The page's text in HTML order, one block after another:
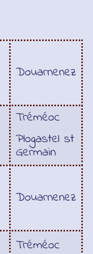
Douarnenez
Tréméoc
Plogastel st
Germain
Douarnenez
Tréméoc